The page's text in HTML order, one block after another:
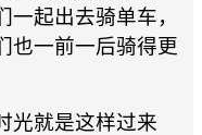
起出去骑单车，
也一前一后骑得更
光就是这样过来